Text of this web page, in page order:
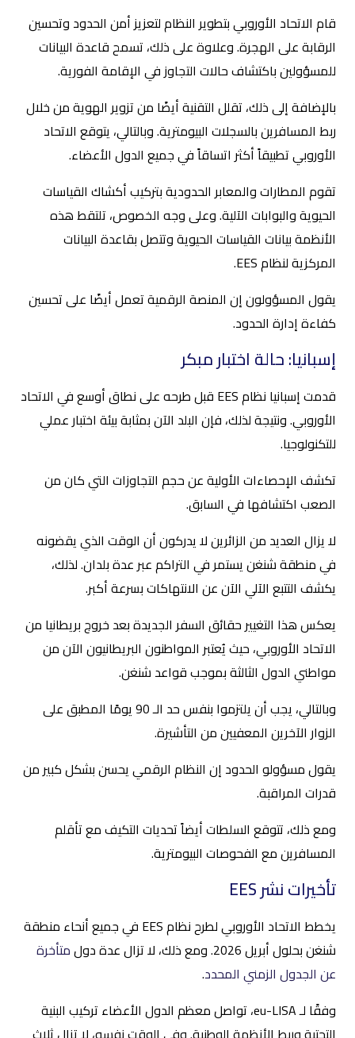
قام الاتحاد الأوروبي بتطوير النظام لتعزيز أمن الحدود وتحسين
الرقابة على الهجرة. وعلاوة على ذلك، تسمح قاعدة البيانات
للمسؤولين باكتشاف حالات التجاوز في الإقامة الفورية.
بالإضافة إلى ذلك، تقلل التقنية أيضًا من تزوير الهوية من خلال
ربط المسافرين بالسجلات البيومترية. وبالتالي، يتوقع الاتحاد
الأوروبي تطبيقاً أكثر اتساقاً في جميع الدول الأعضاء.
تقوم المطارات والمعابر الحدودية بتركيب أكشاك القياسات
الحيوية والبوابات الآلية. وعلى وجه الخصوص، تلتقط هذه
الأنظمة بيانات القياسات الحيوية وتتصل بقاعدة البيانات
المركزية لنظام EES.
يقول المسؤولون إن المنصة الرقمية تعمل أيضًا على تحسين
كفاءة إدارة الحدود.
إسبانيا: حالة اختبار مبكر
قدمت إسبانيا نظام EES قبل طرحه على نطاق أوسع في الاتحاد
الأوروبي. ونتيجة لذلك، فإن البلد الآن بمثابة بيئة اختبار عملي
للتكنولوجيا.
تكشف الإحصاءات الأولية عن حجم التجاوزات التي كان من
الصعب اكتشافها في السابق.
لا يزال العديد من الزائرين لا يدركون أن الوقت الذي يقضونه
في منطقة شنغن يستمر في التراكم عبر عدة بلدان. لذلك،
يكشف التتبع الآلي الآن عن الانتهاكات بسرعة أكبر.
يعكس هذا التغيير حقائق السفر الجديدة بعد خروج بريطانيا من
الاتحاد الأوروبي، حيث يُعتبر المواطنون البريطانيون الآن من
مواطني الدول الثالثة بموجب قواعد شنغن.
وبالتالي، يجب أن يلتزموا بنفس حد الـ 90 يومًا المطبق على
الزوار الآخرين المعفيين من التأشيرة.
يقول مسؤولو الحدود إن النظام الرقمي يحسن بشكل كبير من
قدرات المراقبة.
ومع ذلك، تتوقع السلطات أيضاً تحديات التكيف مع تأقلم
المسافرين مع الفحوصات البيومترية.
تأخيرات نشر EES
يخطط الاتحاد الأوروبي لطرح نظام EES في جميع أنحاء منطقة
شنغن بحلول أبريل 2026. ومع ذلك، لا تزال عدة دول
متأخرة
عن الجدول الزمني المحدد.
وفقًا لـ eu-LISA، تواصل معظم الدول الأعضاء تركيب البنية